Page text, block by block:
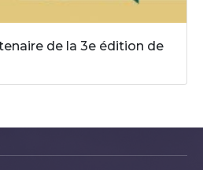
de la 3e édition de